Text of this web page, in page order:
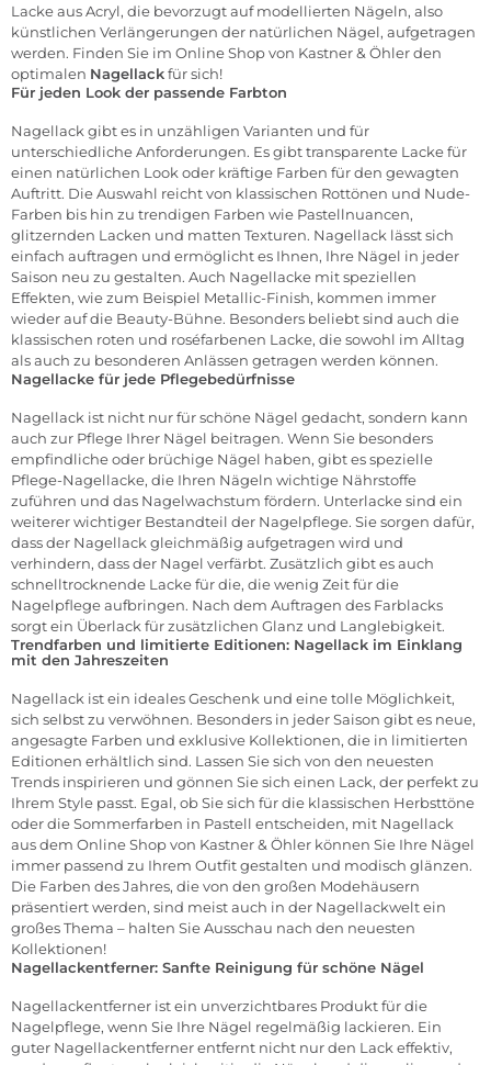
Lacke aus Acryl, die bevorzugt auf modellierten Nägeln, also
künstlichen Verlängerungen der natürlichen Nägel, aufgetragen
werden. Finden Sie im Online Shop von Kastner & Öhler den
optimalen Nagellackfür sich!
Für jeden Look der passende Farbton
Nagellack gibt es in unzähligen Varianten und für
unterschiedliche Anforderungen. Es gibt transparente Lacke für
einen natürlichen Look oder kräftige Farben für den gewagten
Auftritt. Die Auswahl reicht von klassischen Rottönen und Nude-
Farben bis hin zu trendigen Farben wie Pastellnuancen,
glitzernden Lacken und matten Texturen. Nagellack lässt sich
einfach auftragen und ermöglicht es Ihnen, Ihre Nägel in jeder
Saison neu zu gestalten. Auch Nagellacke mit speziellen
Effekten, wie zum Beispiel Metallic-Finish, kommen immer
wieder auf die Beauty-Bühne. Besonders beliebt sind auch die
klassischen roten und roséfarbenen Lacke, die sowohl im Alltag
als auch zu besonderen Anlässen getragen werden können.
Nagellacke für jede Pflegebedürfnisse
Nagellack ist nicht nur für schöne Nägel gedacht, sondern kann
auch zur Pflege Ihrer Nägel beitragen. Wenn Sie besonders
empfindliche oder brüchige Nägel haben, gibt es spezielle
Pflege-Nagellacke, die Ihren Nägeln wichtige Nährstoffe
zuführen und das Nagelwachstum fördern. Unterlacke sind ein
weiterer wichtiger Bestandteil der Nagelpflege. Sie sorgen dafür,
dass der Nagellack gleichmäßig aufgetragen wird und
verhindern, dass der Nagel verfärbt. Zusätzlich gibt es auch
schnelltrocknende Lacke für die, die wenig Zeit für die
Nagelpflege aufbringen. Nach dem Auftragen des Farblacks
sorgt ein Überlack für zusätzlichen Glanz und Langlebigkeit.
Trendfarben und limitierte Editionen: Nagellack im Einklang
mit den Jahreszeiten
Nagellack ist ein ideales Geschenk und eine tolle Möglichkeit,
sich selbst zu verwöhnen. Besonders in jeder Saison gibt es neue,
angesagte Farben und exklusive Kollektionen, die in limitierten
Editionen erhältlich sind. Lassen Sie sich von den neuesten
Trends inspirieren und gönnen Sie sich einen Lack, der perfekt zu
Ihrem Style passt. Egal, ob Sie sich für die klassischen Herbsttöne
oder die Sommerfarben in Pastell entscheiden, mit Nagellack
aus dem Online Shop von Kastner & Öhler können Sie Ihre Nägel
immer passend zu Ihrem Outfit gestalten und modisch glänzen.
Die Farben des Jahres, die von den großen Modehäusern
präsentiert werden, sind meist auch in der Nagellackwelt ein
großes Thema – halten Sie Ausschau nach den neuesten
Kollektionen!
Nagellackentferner: Sanfte Reinigung für schöne Nägel
Nagellackentferner ist ein unverzichtbares Produkt für die
Nagelpflege, wenn Sie Ihre Nägel regelmäßig lackieren. Ein
guter Nagellackentferner entfernt nicht nur den Lack effektiv,